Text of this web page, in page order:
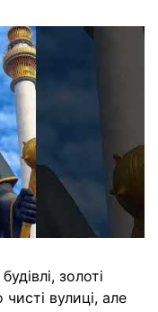
золоті
вулиці, але